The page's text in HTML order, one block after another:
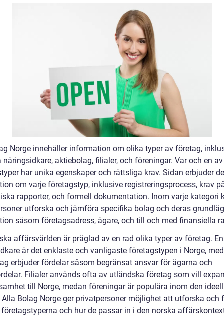
Norge innehåller information om olika typer av företag,
näringsidkare, aktiebolag, filialer, och föreningar. Var och en
har unika egenskaper och rättsliga krav. Sidan erbjuder
om varje företagstyp, inklusive registreringsprocess, krav
rapporter, och formell dokumentation. Inom varje kategori
utforska och jämföra specifika bolag och deras
såsom företagsadress, ägare, och till och med finansiella
affärsvärlden är präglad av en rad olika typer av företag.
är det enklaste och vanligaste företagstypen i Norge,
erbjuder fördelar såsom begränsat ansvar för ägarna och
Filialer används ofta av utländska företag som vill
till Norge, medan föreningar är populära inom den
Alla Bolag Norge ger privatpersoner möjlighet att utforska och
och hur de passar in i den norska